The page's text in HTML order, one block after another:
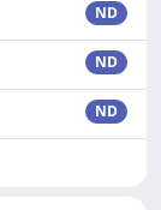
ND
ND
ND